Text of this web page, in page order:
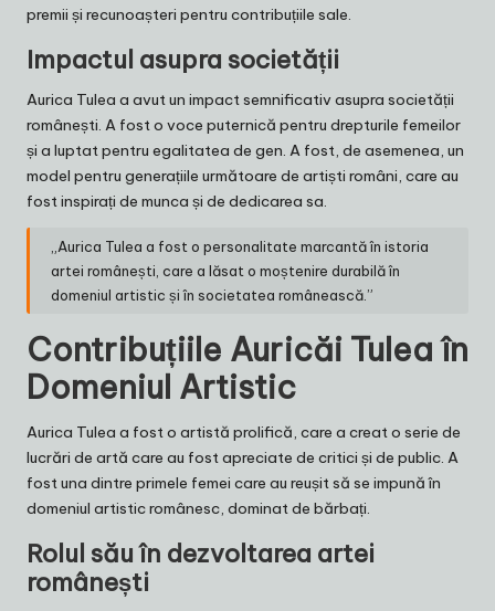
premii și recunoașteri pentru contribuțiile sale.
Impactul asupra societății
Aurica Tulea a avut un impact semnificativ asupra societății
românești. A fost o voce puternică pentru drepturile femeilor
și a luptat pentru egalitatea de gen. A fost, de asemenea, un
model pentru generațiile următoare de artiști români, care au
fost inspirați de munca și de dedicarea sa.
„Aurica Tulea a fost o personalitate marcantă în istoria
artei românești, care a lăsat o moștenire durabilă în
domeniul artistic și în societatea românească.”
Contribuțiile Auricăi Tulea în
Domeniul Artistic
Aurica Tulea a fost o artistă prolifică, care a creat o serie de
lucrări de artă care au fost apreciate de critici și de public. A
fost una dintre primele femei care au reușit să se impună în
domeniul artistic românesc, dominat de bărbați.
Rolul său în dezvoltarea artei
românești